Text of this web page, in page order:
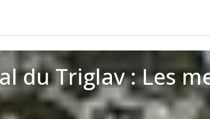
du Triglav : Les